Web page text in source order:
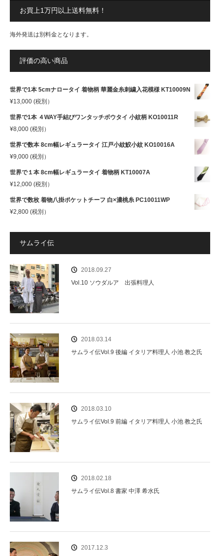
お買上1万円以上送料無料！
海外発送は別料金となります。
評価の高い商品
世界で1本 5cmナロータイ 着物柄 華麗金糸刺繍入花模様 KT10009N
¥13,000 (税別）
世界で1本 ４WAY手結びワンタッチボウタイ 小紋柄 KO10011R
¥8,000 (税別）
世界で数本 8cm幅レギュラータイ 江戸小紋鮫小紋 KO10016A
¥9,000 (税別）
世界で１本 8cm幅レギュラータイ 着物柄 KT10007A
¥12,000 (税別）
世界で数枚 着物八掛ポケットチーフ 白×濃桃糸 PC10011WP
¥2,800 (税別）
サムライ伝
2018.09.27
Vol.10 ソウダルア 出張料理人
2018.03.14
サムライ伝Vol.9 後編 イタリア料理人 小池 教之氏
2018.03.10
サムライ伝Vol.9 前編 イタリア料理人 小池 教之氏
2018.02.18
サムライ伝Vol.8 書家 中澤 希水氏
2017.12.3